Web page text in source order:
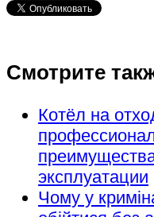
Смотрите
Котёл на
эксплуатации
Чому у